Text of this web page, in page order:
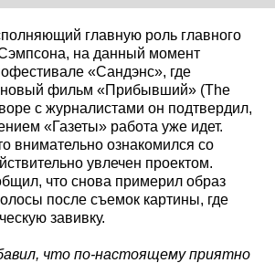
главную роль главного
на данный момент
«Сандэнс», где
новый фильм «Прибывший» (The
с журналистами он подтвердил,
«Газеты» работа уже идет.
внимательно ознакомился со
увлечен проектом.
что снова примерил образ
после съемок картины, где
завивку.
что по-настоящему приятно